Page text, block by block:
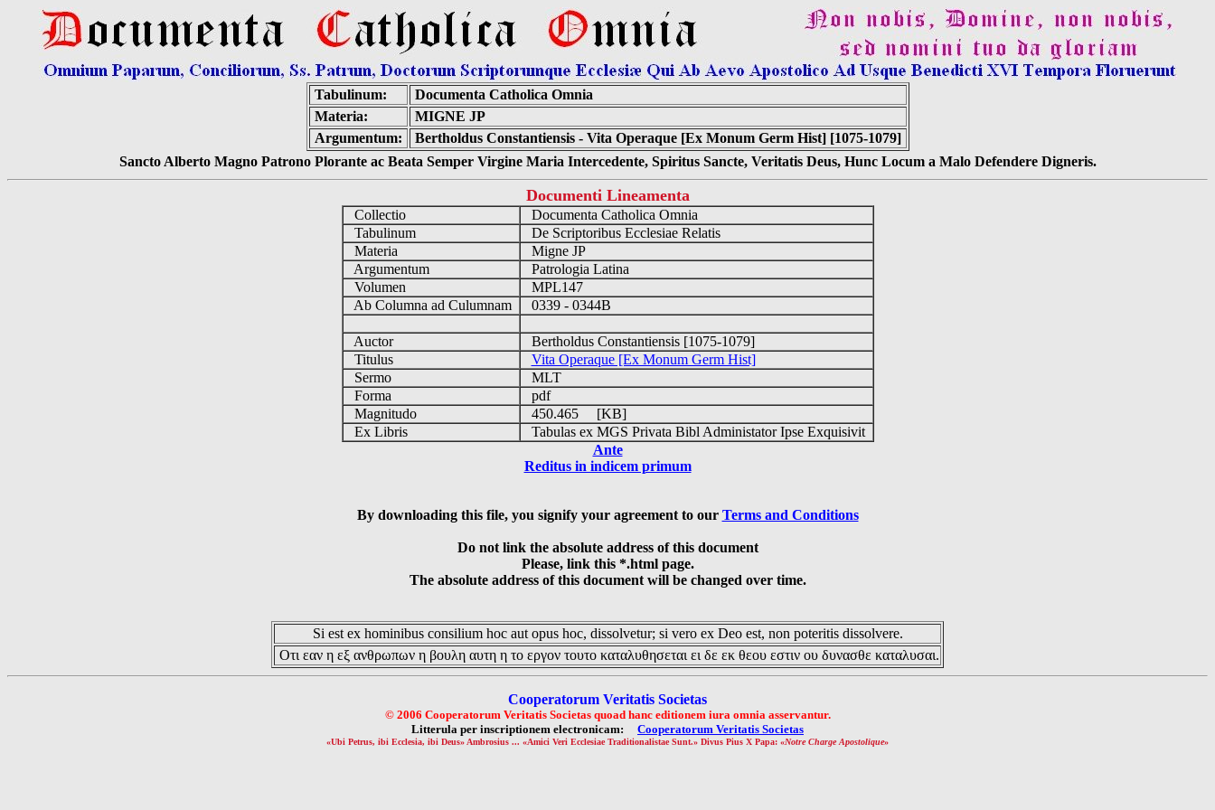
Tabulinum:
Documenta Catholica Omnia
Materia:
MIGNE JP
Argumentum:
Bertholdus Constantiensis - Vita Operaque [Ex Monum Germ Hist] [1075-1079]
Sancto Alberto Magno Patrono Plorante ac Beata Semper Virgine Maria Intercedente, Spiritus Sancte, Veritatis Deus, Hunc Locum a Malo Defendere Digneris.
Documenti Lineamenta
Collectio
Documenta Catholica Omnia
Tabulinum
De Scriptoribus Ecclesiae Relatis
Materia
Migne JP
Argumentum
Patrologia Latina
Volumen
MPL147
Ab Columna ad Culumnam
0339 - 0344B
Auctor
Bertholdus Constantiensis [1075-1079]
Titulus
Vita Operaque [Ex Monum Germ Hist]
Sermo
MLT
Forma
pdf
Magnitudo
450.465 [KB]
Ex Libris
Tabulas ex MGS Privata Bibl Administator Ipse Exquisivit
Ante
Reditus in indicem primum
By downloading this file, you signify your agreement to our Terms and Conditions
Do not link the absolute address of this document
Please, link this *.html page.
The absolute address of this document will be changed over time.
Si est ex hominibus consilium hoc aut opus hoc, dissolvetur; si vero ex Deo est, non poteritis dissolvere.
Οτι εαν η εξ ανθρωπων η βουλη αυτη η το εργον τουτο καταλυθησεται ει δε εκ θεου εστιν ου δυνασθε καταλυσαι.
Cooperatorum Veritatis Societas
© 2006 Cooperatorum Veritatis Societas quoad hanc editionem iura omnia asservantur.
Litterula per inscriptionem electronicam: Cooperatorum Veritatis Societas
«Ubi Petrus, ibi Ecclesia, ibi Deus» Ambrosius ... «Amici Veri Ecclesiae Traditionalistae Sunt.» Divus Pius X Papa: «Notre Charge Apostolique»